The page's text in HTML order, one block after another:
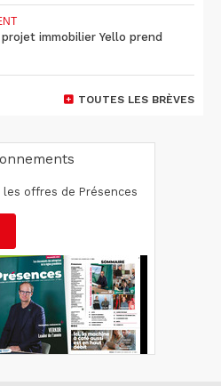
immobilier Yello prend
TOUTES LES BRÈVES
offres de Présences